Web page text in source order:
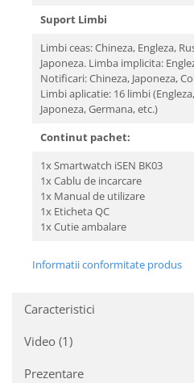
Suport Limbi
Limbi ceas: Chineza, Engleza,
Japoneza. Limba implicita:
Notificari: Chineza, Japoneza,
Limbi aplicatie: 16 limbi
Japoneza, Germana, etc.)
Continut pachet:
1x Smartwatch iSEN BK03
1x Cablu de incarcare
1x Manual de utilizare
1x Eticheta QC
1x Cutie ambalare
Informatii conformitate produs
Caracteristici
Video (1)
Prezentare